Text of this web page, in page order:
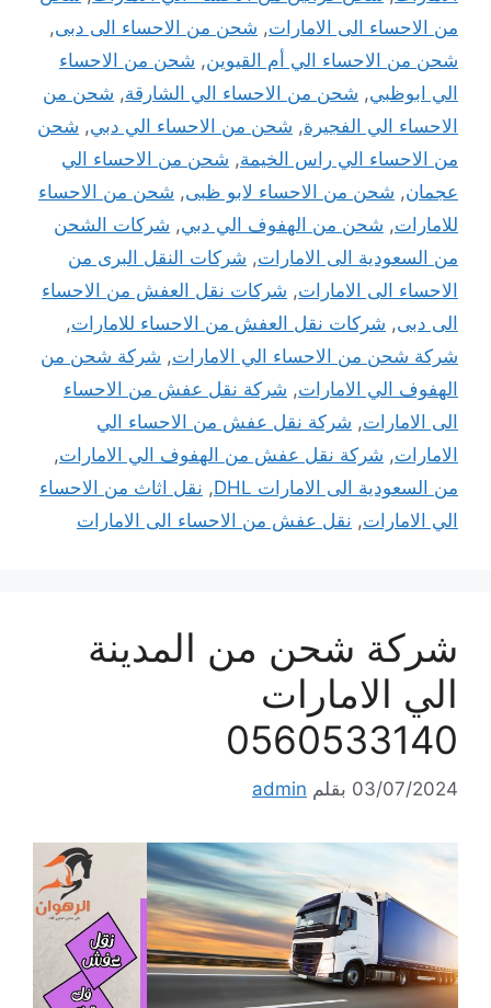
من الاحساء الى الامارات, شحن من الاحساء الى دبى,
شحن من الاحساء الي أم القيوين, شحن من الاحساء
الي ابوظبي, شحن من الاحساء الي الشارقة, شحن من
الاحساء الي الفجيرة, شحن من الاحساء الي دبي, شحن
من الاحساء الي راس الخيمة, شحن من الاحساء الي
عجمان, شحن من الاحساء لابو ظبى, شحن من الاحساء
للامارات, شحن من الهفوف الي دبي, شركات الشحن
من السعودية الى الامارات, شركات النقل البرى من
الاحساء الى الامارات, شركات نقل العفش من الاحساء
الى دبى, شركات نقل العفش من الاحساء للامارات,
شركة شحن من الاحساء الي الامارات, شركة شحن من
الهفوف الي الامارات, شركة نقل عفش من الاحساء
الى الامارات, شركة نقل عفش من الاحساء الي
الامارات, شركة نقل عفش من الهفوف الي الامارات,
من السعودية الى الامارات DHL
, نقل اثاث من الاحساء
الي الامارات, نقل عفش من الاحساء الى الامارات
شركة شحن من المدينة
الي الامارات
0560533140
03/07/2024 بقلم admin